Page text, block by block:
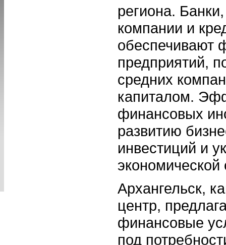
региона.
компании и
обеспечивают
предприятий,
средних
капиталом.
финансовых
развитию
инвестиций и
экономической
Архангельск,
центр,
финансовые
под